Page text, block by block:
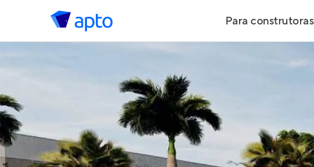
Para construtoras
Geração de
Geração de